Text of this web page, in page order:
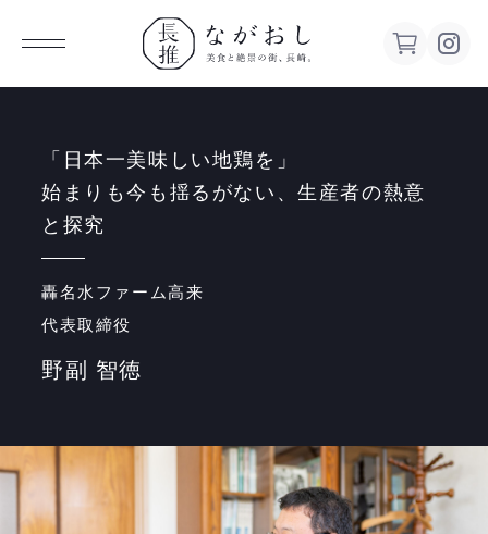
ながお
し 美食
街、長
「日本一美味しい地鶏を」
始まりも今も揺るがない、生産者の熱意
と探究
轟名水ファーム高来
代表取締役
野副 智徳